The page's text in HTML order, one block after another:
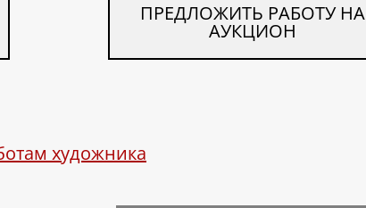
ПРЕДЛОЖИТЬ РАБОТУ НА
АУКЦИОН
художника